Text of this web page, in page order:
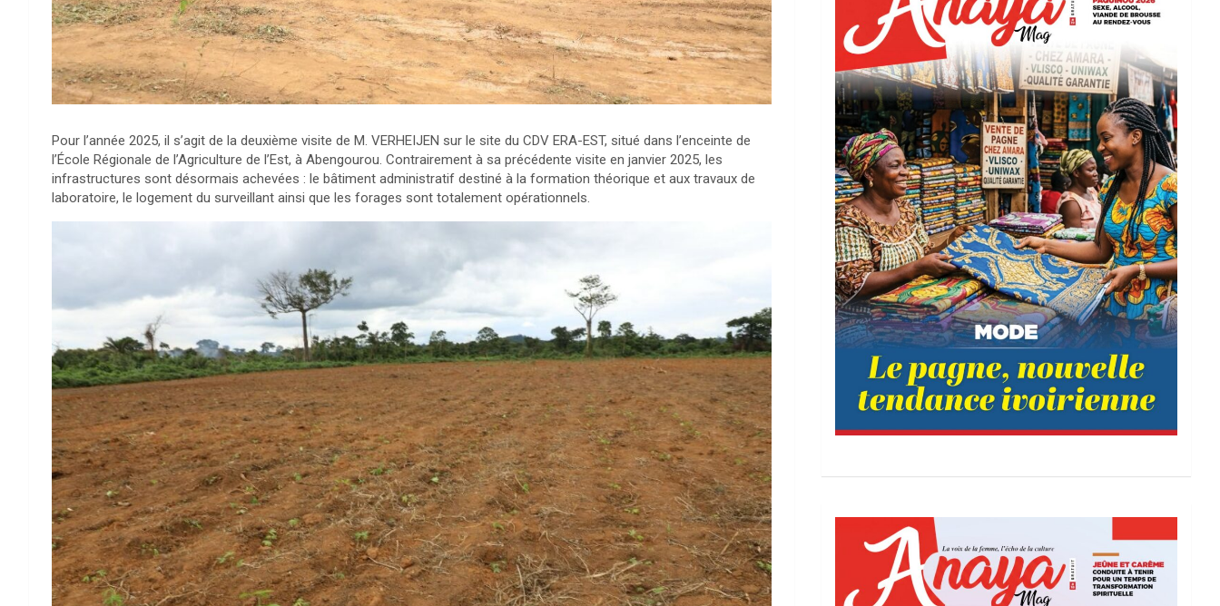
Pour l’année 2025, il s’agit de la deuxième visite de M. VERHEIJEN sur le site du CDV ERA-EST, situé dans l’enceinte de
l’École Régionale de l’Agriculture de l’Est, à Abengourou. Contrairement à sa précédente visite en janvier 2025, les
infrastructures sont désormais achevées : le bâtiment administratif destiné à la formation théorique et aux travaux de
laboratoire, le logement du surveillant ainsi que les forages sont totalement opérationnels.